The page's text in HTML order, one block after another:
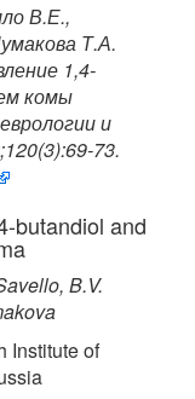
В.Е.,
Т.А.
1,4-
комы
и
73.
butandiol and
B.V.
Institute of